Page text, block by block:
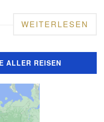
WEITERLESEN
ALLER REISEN